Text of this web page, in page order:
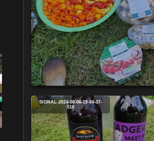
SIGNAL-2024-08-06-19-04-37-
510